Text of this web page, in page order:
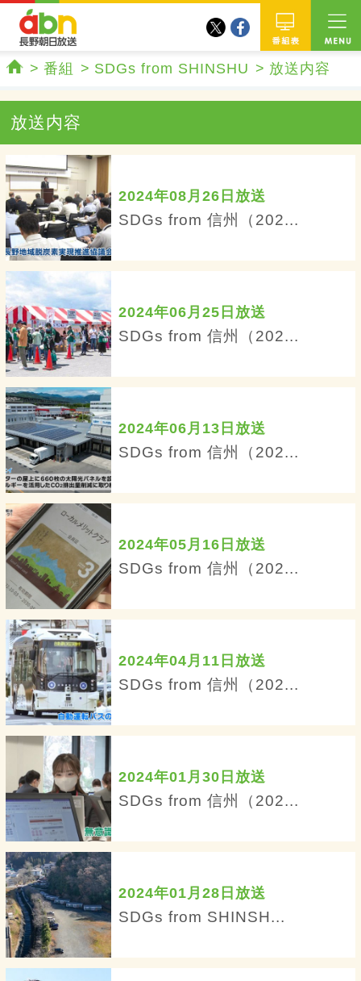
番組
twitterfacebook
番組 SDGs from SHINSHU 放送内容
放送内容
2024年08月26日放送
SDGs from 信州（202...
2024年06月25日放送
SDGs from 信州（202...
2024年06月13日放送
SDGs from 信州（202...
2024年05月16日放送
SDGs from 信州（202...
2024年04月11日放送
SDGs from 信州（202...
2024年01月30日放送
SDGs from 信州（202...
2024年01月28日放送
SDGs from SHINSH...